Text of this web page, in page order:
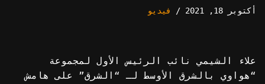
أكتوبر 18, 2021 فيديو
علاء الشيمي نائب الرئيس الأول لمجموعة
“هواوي بالشرق الأوسط لـ “الشرق” على هامش